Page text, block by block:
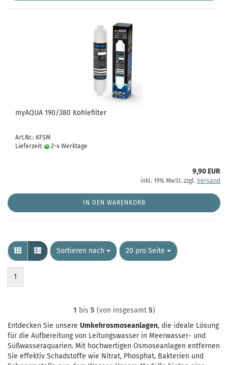
myAQUA 190/380 Kohlefilter
Art.Nr.: KFSM
Lieferzeit:
2-4 Werktage
9,90 EUR
inkl. 19% MwSt. zzgl. Versand
IN DEN WARENKORB
Sortieren nach
Sortieren nach 20 pro Seite
pro Seite
1
1 bis 5 (von insgesamt 5)
Entdecken Sie unsere Umkehrosmoseanlagen, die ideale Lösung
für die Aufbereitung von Leitungswasser in Meerwasser- und
Süßwasseraquarien. Mit hochwertigen Osmoseanlagen entfernen
Sie effektiv Schadstoffe wie Nitrat, Phosphat, Bakterien und